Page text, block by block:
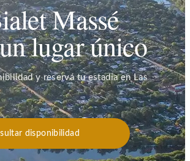
Massé
lugar único
y reservá tu estadía en Las
disponibilidad